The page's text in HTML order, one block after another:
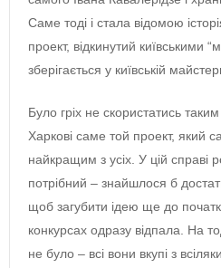
Саме тоді і стала відомою
проект, відкинутий київськими
зберігається у київській
Було гріх не скористатись
Харкові саме той проект, який
найкращим з усіх. У цій справі
потрібний – знайшлося б
щоб загубити ідею ще до
конкурсах одразу відпала. На
не було – всі вони вкупі з